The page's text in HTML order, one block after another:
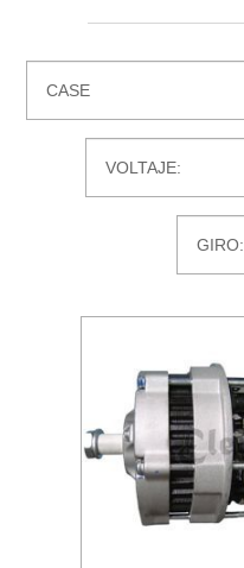
OFERTAS
DESCARGAS
EMPRESA